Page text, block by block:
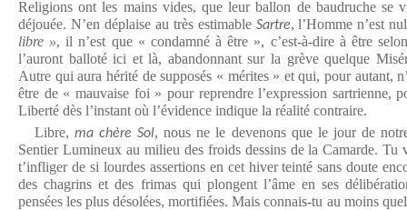
Religions ont les mains vides, que leur ballon de baudruche se
déjouée. N’en déplaise au très estimable Sartre, l’Homme n’est
libre », il n’est que « condamné à être », c’est-à-dire à être
l’auront balloté ici et là, abandonnant sur la grève quelque
Autre qui aura hérité de supposés « mérites » et qui, pour autant,
être de « mauvaise foi » pour reprendre l’expression sartrienne,
Liberté dès l’instant où l’évidence indique la réalité contraire.
Libre,ma chère Sol, nous ne le devenons que le jour de
Sentier Lumineux au milieu des froids dessins de la Camarde. Tu
t’infliger de si lourdes assertions en cet hiver teinté sans doute
des chagrins et des frimas qui plongent l’âme en ses
pensées les plus désolées, mortifiées. Mais connais-tu au moins